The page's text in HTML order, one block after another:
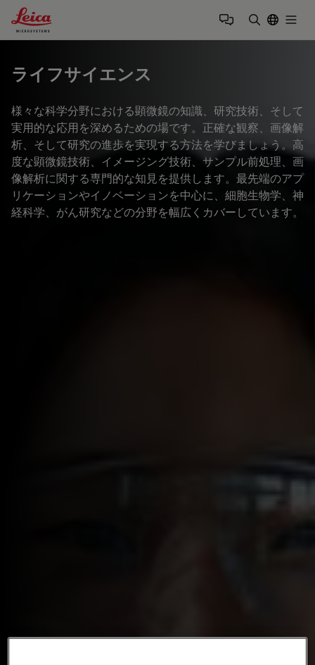
Leica Microsystems Logo
ライフサイエンス
様々な科学分野における顕微鏡の知識、研究技術、そして
実用的な応用を深めるための場です。正確な観察、画像解
析、そして研究の進歩を実現する方法を学びましょう。高
度な顕微鏡技術、イメージング技術、サンプル前処理、画
像解析に関する専門的な知見を提供します。最先端のアプ
リケーションやイノベーションを中心に、細胞生物学、神
経科学、がん研究などの分野を幅広くカバーしています。